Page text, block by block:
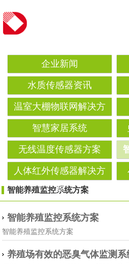
企业新闻
水质传感器资讯
温室大棚物联网解决方
案
智慧家居系统
无线温度传感器方案
人体红外传感器解决方
案
智能养殖监控系统方案
智能养殖监控系统方案
智能养殖监控系统方案
养殖场有效的恶臭气体监测系